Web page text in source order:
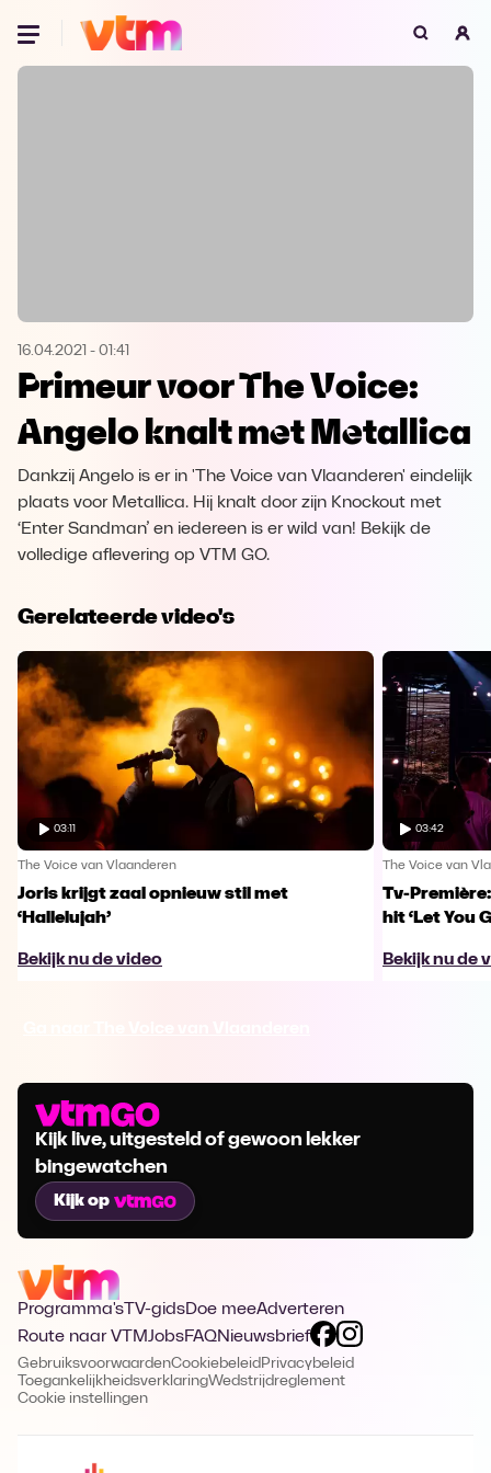
Oeps, browser niet ondersteund
Microsoft Edge Download
Opera Download
16.04.2021 - 01:41
Primeur voor The Voice:
Angelo knalt met Metallica
Dankzij Angelo is er in 'The Voice van Vlaanderen' eindelijk
plaats voor Metallica. Hij knalt door zijn Knockout met
‘Enter Sandman’ en iedereen is er wild van! Bekijk de
volledige aflevering op VTM GO.
Gerelateerde video's
03:11
The Voice van Vlaanderen
Joris krijgt zaal opnieuw stil met
‘Hallelujah’
Bekijk nu de video
03:42
The Voice van
Tv-
hit ‘Let You
Bekijk nu de
Kijk live, uitgesteld of gewoon lekker
bingewatchen
Kijk op
Programma's TV-gidsDoe meeAdverteren
Route naar VTMJobsFAQNieuwsbrief
GebruiksvoorwaardenCookiebeleid Privacybeleid
ToegankelijkheidsverklaringWedstrijdreglement
Cookie instellingen